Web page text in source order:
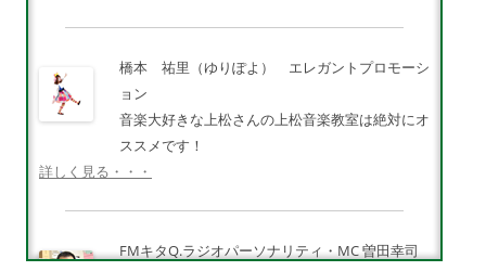
橋本 祐里（ゆりぽよ） エレガントプロモーシ
ョン
音楽大好きな上松さんの上松音楽教室は絶対にオ
ススメです！
詳しく見る・・・
FMキタQ.ラジオパーソナリティ・MC 曽田幸司